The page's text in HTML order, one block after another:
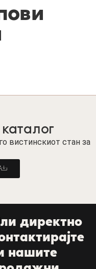
вистинскиот стан за
директно
нашите